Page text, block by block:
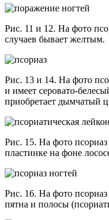
Рис. 11 и 12. На фото
случаев бывает желтым.
Рис. 13 и 14. На фото
и имеет серовато-
приобретает дымчатый
Рис. 15. На фото
пластинке на фоне
Рис. 16. На фото
пятна и полосы